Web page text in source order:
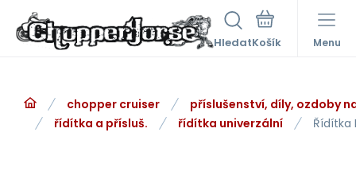
Hledat Menu
chopper cruiser
příslušenství, díly, ozdoby
řídítka a přísluš.
řídítka univerzální Řídítka